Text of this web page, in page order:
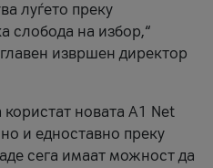
луѓето преку
слобода на избор,“
извршен директор
новата А1 Net
и едноставно преку
сега имаат можност да